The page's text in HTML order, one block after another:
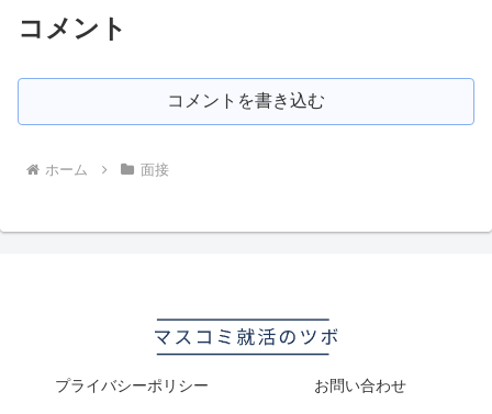
コメント
コメントを書き込む
ホーム 面接
プライバシーポリシー お問い合わせ